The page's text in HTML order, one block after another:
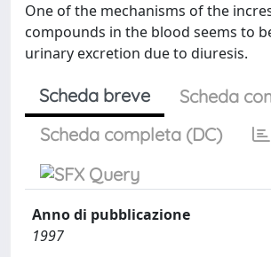
One of the mechanisms of the
compounds in the blood seems to
urinary excretion due to diuresis.
Scheda breve
Scheda
Scheda completa (DC)
Anno di pubblicazione
1997